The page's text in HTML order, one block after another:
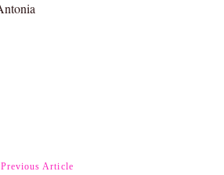
Previous Article